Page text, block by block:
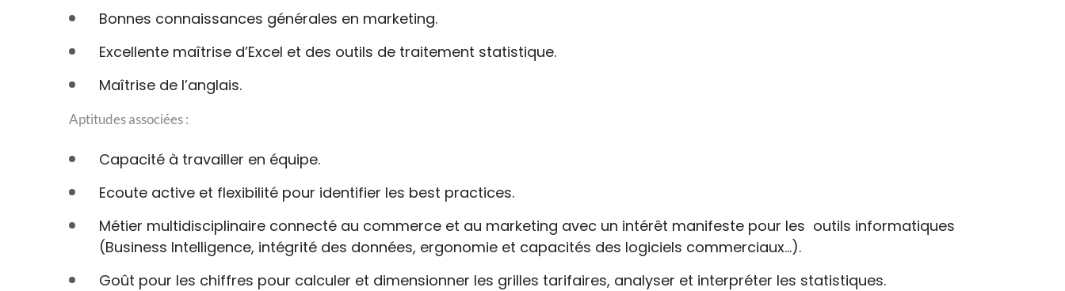
Bonnes connaissances générales en marketing.
Excellente maîtrise d’Excel et des outils de traitement statistique.
Maîtrise de l’anglais.
Aptitudes associées :
Capacité à travailler en équipe.
Ecoute active et flexibilité pour identifier les best practices.
Métier multidisciplinaire connecté au commerce et au marketing avec un intérêt manifeste pour les outils informatiques
(Business Intelligence, intégrité des données, ergonomie et capacités des logiciels commerciaux…).
Goût pour les chiffres pour calculer et dimensionner les grilles tarifaires, analyser et interpréter les statistiques.